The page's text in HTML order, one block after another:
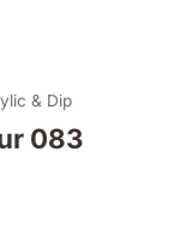
& Dip
083